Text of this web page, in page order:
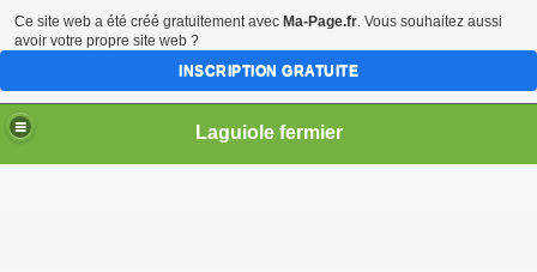
Laguiole fermier
Ce site web a été créé gratuitement avec Ma-Page.fr. Vous souhaitez aussi
avoir votre propre site web ?
INSCRIPTION GRATUITE